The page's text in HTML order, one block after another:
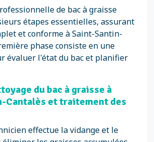
de bac à graisse
étapes essentielles, assurant
et conforme à Saint-Santin-
phase consiste en une
évaluer l'état du bac et planifier
du bac à graisse à
Cantalès et traitement des
effectue la vidange et le